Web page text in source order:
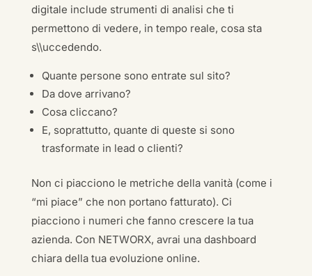
digitale include strumenti di analisi che ti
permettono di vedere, in tempo reale, cosa sta
s\\uccedendo.
Quante persone sono entrate sul sito?
Da dove arrivano?
Cosa cliccano?
E, soprattutto, quante di queste si sono
trasformate in lead o clienti?
Non ci piacciono le metriche della vanità (come i
“mi piace” che non portano fatturato). Ci
piacciono i numeri che fanno crescere la tua
azienda. Con NETWORX, avrai una dashboard
chiara della tua evoluzione online.